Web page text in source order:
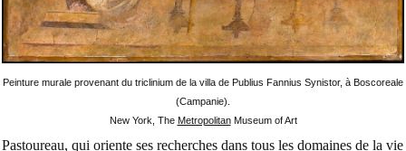
Peinture murale provenant du triclinium de la villa de Publius Fannius Synistor, à Boscoreale
(Campanie).
New York, The MetropolitanMuseum of Art
Pastoureau, qui oriente ses recherches dans tous les domaines de la vie